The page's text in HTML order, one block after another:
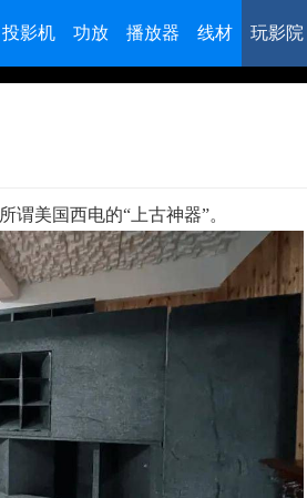
投影机 功放 播放器 线材 玩影院
美国西电的“上古神器”。